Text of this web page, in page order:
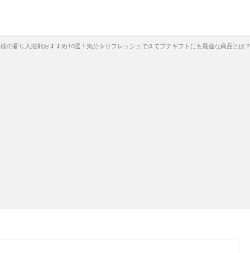
桜の香り入浴剤おすすめ10選！気分をリフレッシュできてプチギフトにも最適な商品とは？